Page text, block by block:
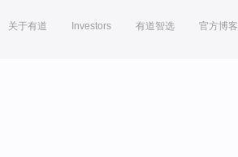
关于有道 Investors 有道智选 官方博客